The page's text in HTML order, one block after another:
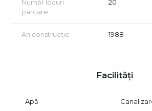
pentru aprovizionare locală sau punct
rapid către București și localitățile din
asemenea, poziția stradală o recomandă
care au nevoie nu doar de spațiu, ci și de
potențial de valorificare inclusiv prin
Număr locuri
parcare
20
An construcție 1988
Facilități
Apă